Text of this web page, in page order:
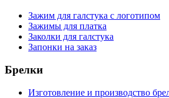
Зажим для галстука с логотипом
Зажимы для платка
Заколки для галстука
Запонки на заказ
Брелки
Изготовление и производство